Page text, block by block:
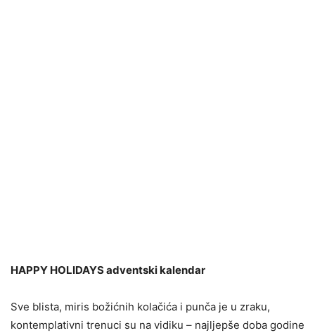
HAPPY HOLIDAYS adventski kalendar
Sve blista, miris božićnih kolačića i punča je u zraku,
kontemplativni trenuci su na vidiku – najljepše doba godine